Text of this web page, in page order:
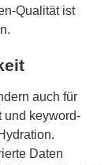
Qualität ist
auch für
und keyword-
Daten